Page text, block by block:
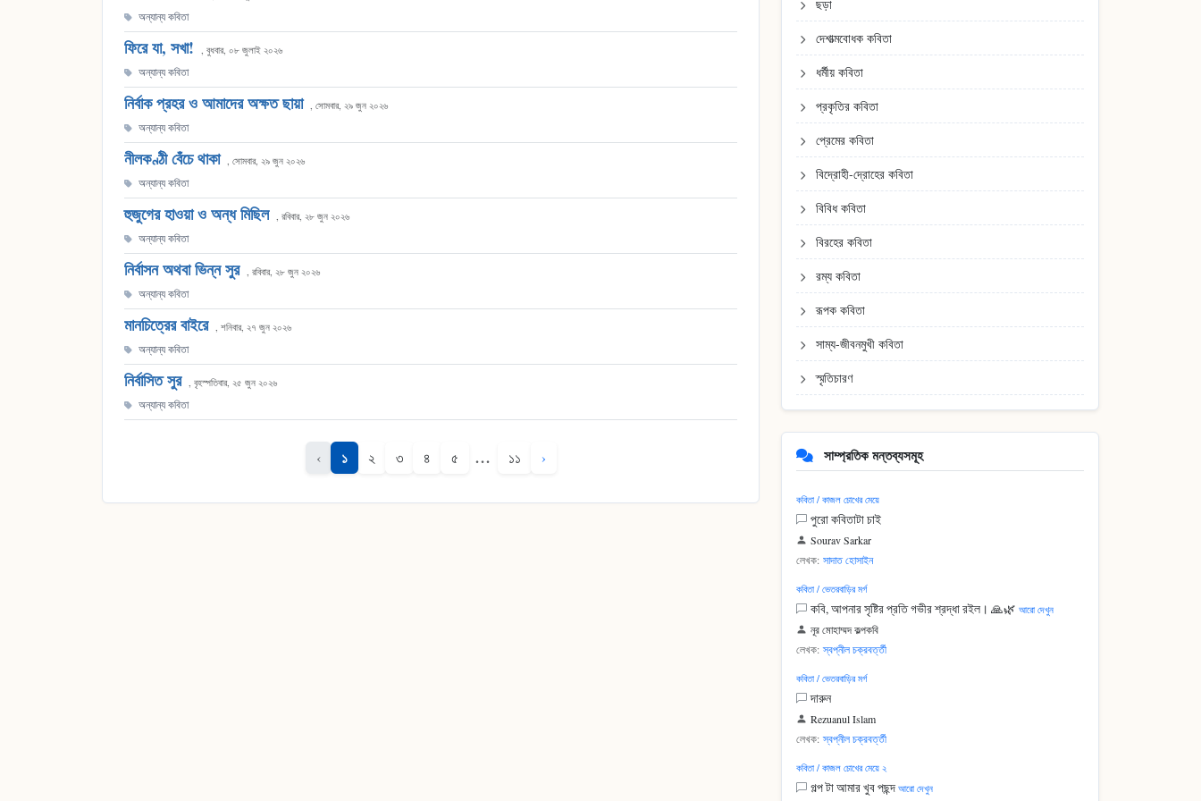
অন্যান্য কবিতা
ফিরে যা, সখা! , বুধবার, ০৮ জুলাই ২০২৬
অন্যান্য কবিতা
নির্বাক প্রহর ও আমাদের অক্ষত ছায়া , সোমবার, ২৯ জুন ২০২৬
অন্যান্য কবিতা
নীলকণ্ঠী বেঁচে থাকা , সোমবার, ২৯ জুন ২০২৬
অন্যান্য কবিতা
হুজুগের হাওয়া ও অন্ধ মিছিল , রবিবার, ২৮ জুন ২০২৬
অন্যান্য কবিতা
নির্বাসন অথবা ভিন্ন সুর , রবিবার, ২৮ জুন ২০২৬
অন্যান্য কবিতা
মানচিত্রের বাইরে , শনিবার, ২৭ জুন ২০২৬
অন্যান্য কবিতা
নির্বাসিত সুর , বৃহস্পতিবার, ২৫ জুন ২০২৬
অন্যান্য কবিতা
‹ ১ ২ ৩ ৪ ৫ ... ১১ ›
ছড়া
দেশাত্মবোধক কবিতা
ধর্মীয় কবিতা
প্রকৃতির কবিতা
প্রেমের কবিতা
বিদ্রোহী-দ্রোহের কবিতা
বিবিধ কবিতা
বিরহের কবিতা
রম্য কবিতা
রূপক কবিতা
সাম্য-জীবনমুখী কবিতা
স্মৃতিচারণ
সাম্প্রতিক মন্তব্যসমূহ
কবিতা / কাজল চোখের মেয়ে
পুরো কবিতাটা চাই
Sourav Sarkar
লেখক: সাদাত হোসাইন
কবিতা / ভেতরবাড়ির মর্গ
কবি, আপনার সৃষ্টির প্রতি গভীর শ্রদ্ধা রইল। 🙏🌿 আরো দেখুন
নূর মোহাম্মদ কল্পকবি
লেখক: স্বপ্নীল চক্রবর্ত্তী
কবিতা / ভেতরবাড়ির মর্গ
দারুন
Rezuanul Islam
লেখক: স্বপ্নীল চক্রবর্ত্তী
কবিতা / কাজল চোখের মেয়ে ২
গল্প টা আমার খুব পছন্দ আরো দেখুন